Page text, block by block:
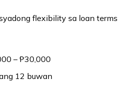
flexibility sa loan terms
– ₱30,000
12 buwan